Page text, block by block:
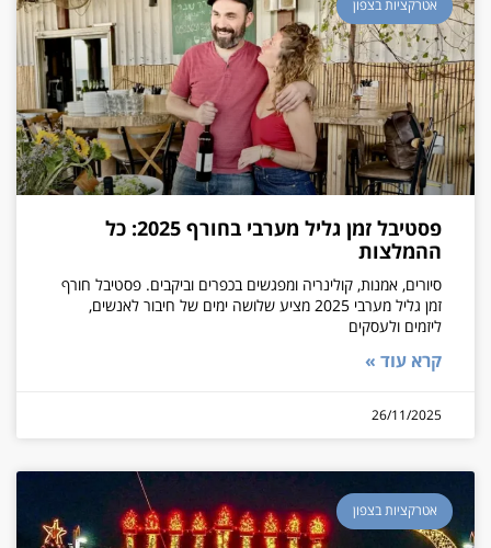
אטרקציות בצפון
פסטיבל זמן גליל מערבי בחורף 2025: כל
ההמלצות
סיורים, אמנות, קולינריה ומפגשים בכפרים וביקבים. פסטיבל חורף
זמן גליל מערבי 2025 מציע שלושה ימים של חיבור לאנשים,
ליזמים ולעסקים
קרא עוד »
26/11/2025
אטרקציות בצפון